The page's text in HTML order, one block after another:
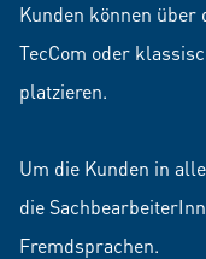
Kunden können über
TecCom oder
platzieren.
Um die Kunden in
die
Fremdsprachen.